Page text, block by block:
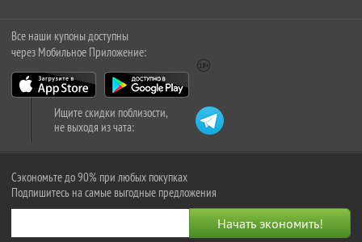
Все наши купоны доступны
через Мобильное Приложение:
Ищите скидки поблизости,
не выходя из чата:
Сэкономьте до 90% при любых покупках
Подпишитесь на самые выгодные предложения